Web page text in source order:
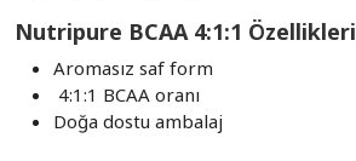
Nutripure BCAA 4:1:1 Özellikleri
Aromasız saf form
4:1:1 BCAA oranı
Doğa dostu ambalaj